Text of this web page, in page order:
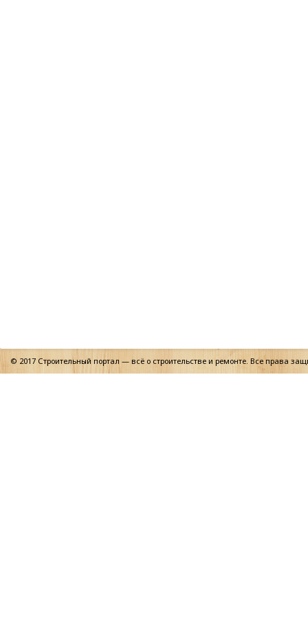
© 2017 Строительный портал — всё о строительстве и ремонте. Все права